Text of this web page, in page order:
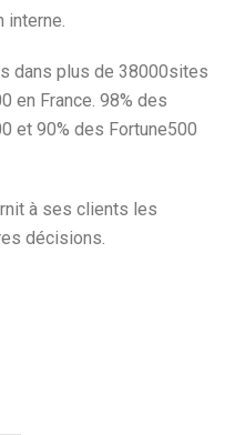
interne.
dans plus de 38000sites
en France. 98% des
et 90% des Fortune500
à ses clients les
décisions.